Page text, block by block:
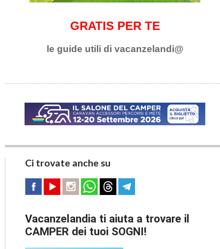
GRATIS PER TE
le guide utili di vacanzelandi@
Ci trovate anche su
Vacanzelandia ti aiuta a trovare il
CAMPER dei tuoi SOGNI!